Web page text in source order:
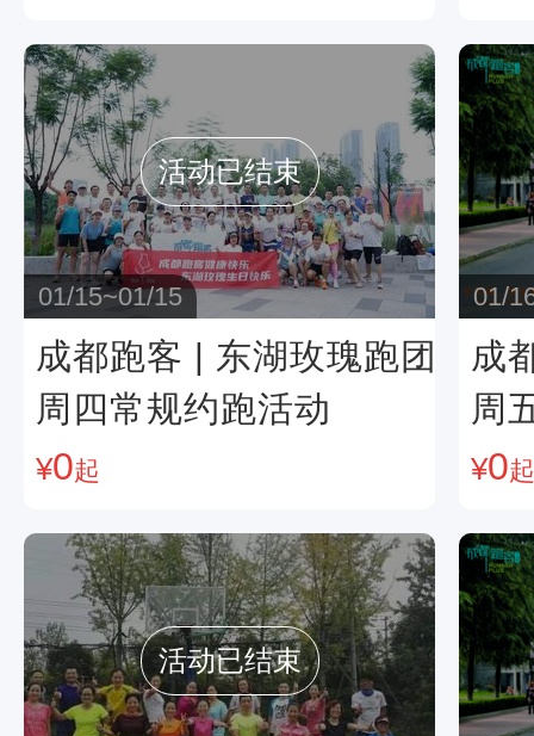
01/15~01/15
活动已结束
成都跑客 | 东湖玫瑰跑团
周四常规约跑活动
¥0起
01/
成
周
¥0起
活动已结束